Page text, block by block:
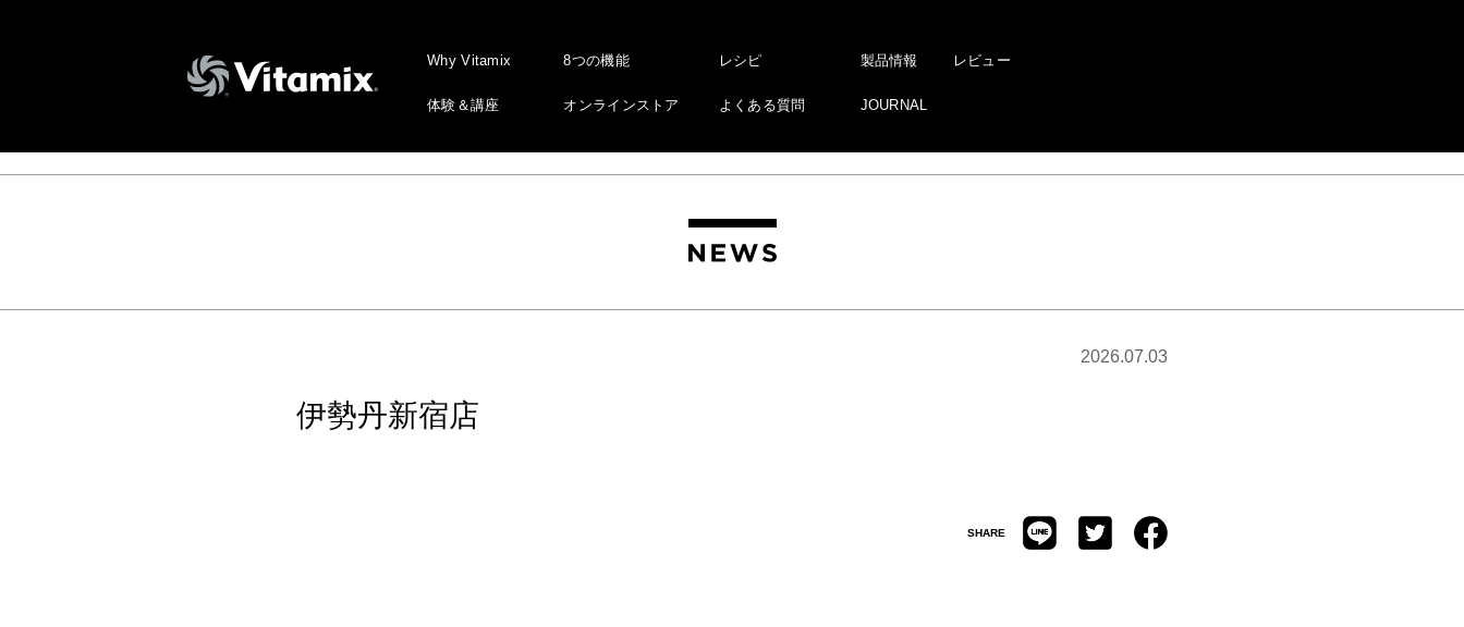
Why Vitamix
体験＆講座
8つの機能
オンラインストア
レシピ
よくある質問
製品情報
JOURNAL
レビュー
2026.07.03
伊勢丹新宿店
SHARE